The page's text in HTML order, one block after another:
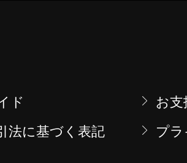
ド
お
法に基づく表記
プ